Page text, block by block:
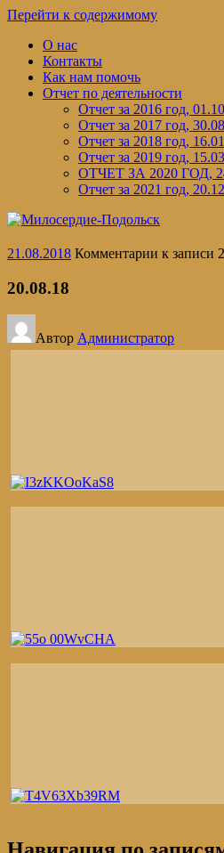
Перейти к содержимому
О нас
Контакты
Как нам помочь
Отчет по деятельности
Отчет за 2016 год,
Отчет за 2017 год,
Отчет за 2018 год,
Отчет за 2019 год,
ОТЧЕТ ЗА 2020 ГОД,
Отчет за 2021 год,
21.08.2018 Комментарии к записи
20.08.18
Автор Администратор